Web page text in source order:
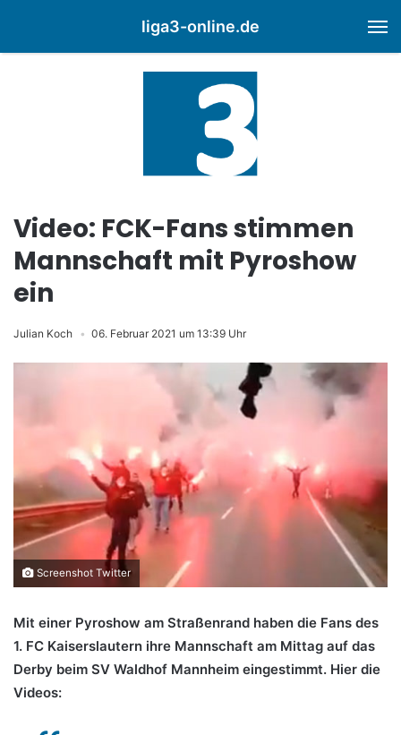
liga3-online.de
Video: FCK-Fans stimmen
Mannschaft mit Pyroshow
ein
Julian Koch 06. Februar 2021 um 13:39 Uhr
Screenshot Twitter
Mit einer Pyroshow am Straßenrand haben die Fans des
1. FC Kaiserslautern ihre Mannschaft am Mittag auf das
Derby beim SV Waldhof Mannheim eingestimmt. Hier die
Videos: